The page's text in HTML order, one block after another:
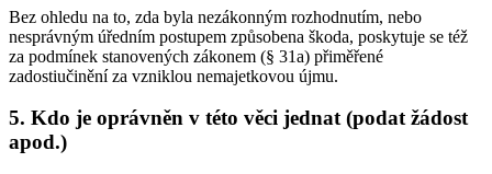
Bez ohledu na to, zda byla nezákonným rozhodnutím, nebo
nesprávným úředním postupem způsobena škoda, poskytuje se též
za podmínek stanovených zákonem (§ 31a) přiměřené
zadostiučinění za vzniklou nemajetkovou újmu.
5. Kdo je oprávněn v této věci jednat (podat žádost
apod.)